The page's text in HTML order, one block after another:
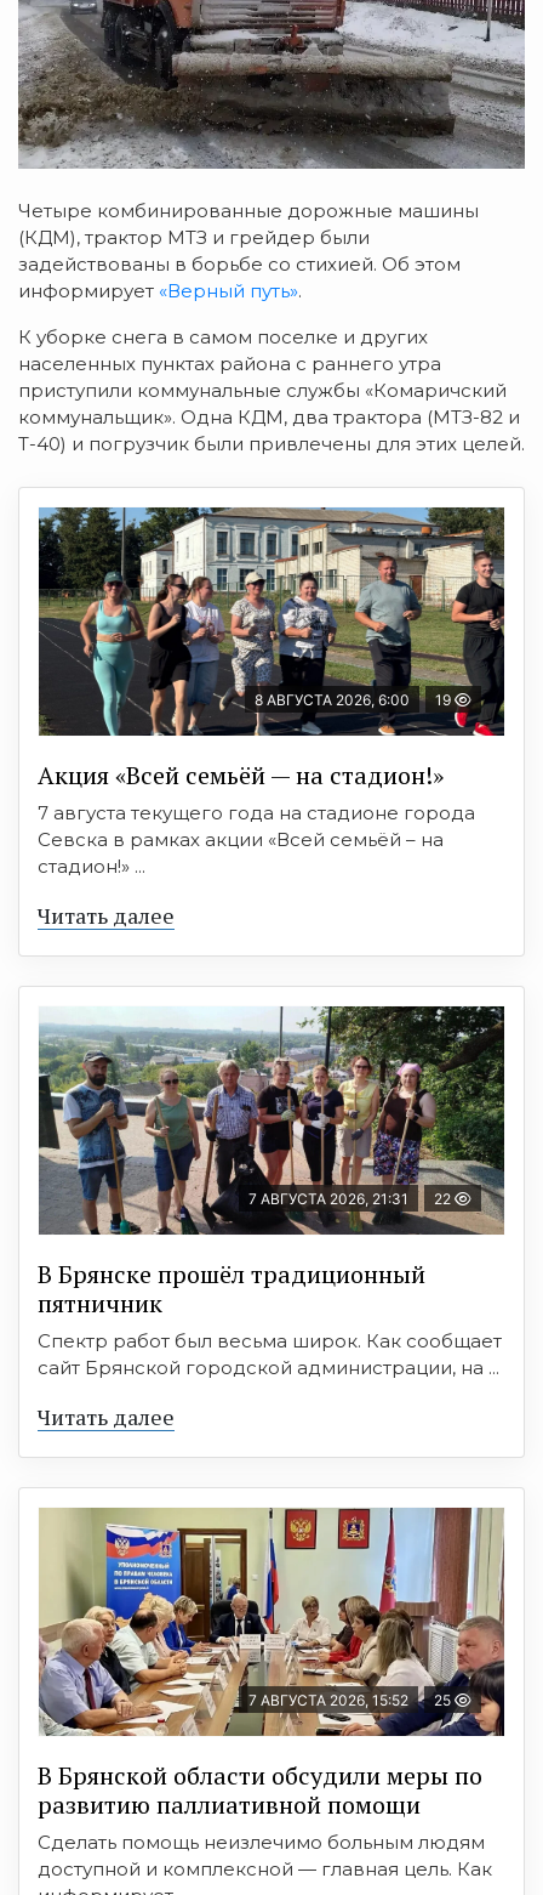
Четыре комбинированные дорожные машины
(КДМ), трактор МТЗ и грейдер были
задействованы в борьбе со стихией. Об этом
информирует «Верный путь».
К уборке снега в самом поселке и других
населенных пунктах района с раннего утра
приступили коммунальные службы «Комаричский
коммунальщик». Одна КДМ, два трактора (МТЗ-82 и
Т-40) и погрузчик были привлечены для этих целей.
8 АВГУСТА 2026, 6:00 19
Акция «Всей семьёй — на стадион!»
7 августа текущего года на стадионе города
Севска в рамках акции «Всей семьёй – на
стадион!» ...
Читать далее
7 АВГУСТА 2026, 21:31 22
В Брянске прошёл традиционный
пятничник
Спектр работ был весьма широк. Как сообщает
сайт Брянской городской администрации, на ...
Читать далее
7 АВГУСТА 2026, 15:52 25
В Брянской области обсудили меры по
развитию паллиативной помощи
Сделать помощь неизлечимо больным людям
доступной и комплексной — главная цель. Как